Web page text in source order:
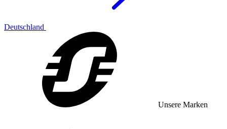
Deutschland
Unsere Marken